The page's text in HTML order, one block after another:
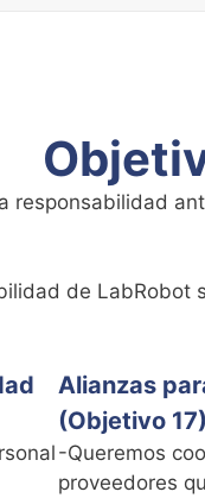
responsabilidad
de LabRobot
Alianzas
(Objetivo 17)
-Queremos
proveedores